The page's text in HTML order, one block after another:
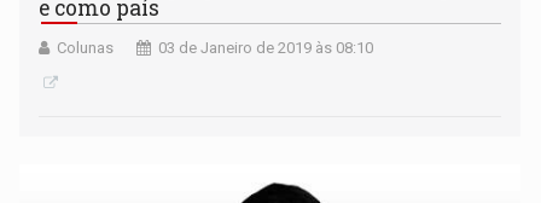
e como país
Colunas 03 de Janeiro de 2019 às 08:10